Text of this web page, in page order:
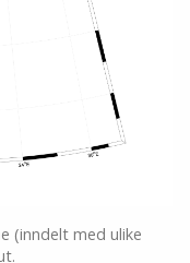
(inndelt med ulike